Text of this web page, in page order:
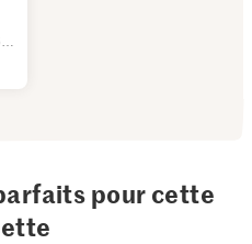
Offre valable du 6.8 au 12.8.2026, jusqu’à épuisement du stock.
pour cette